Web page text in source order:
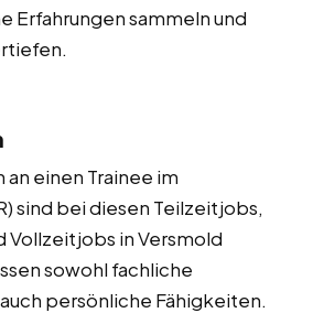
Erfahrungen sammeln und
einen Trainee im
sind bei diesen Teilzeitjobs,
Vollzeitjobs in Versmold
sowohl fachliche
persönliche Fähigkeiten.